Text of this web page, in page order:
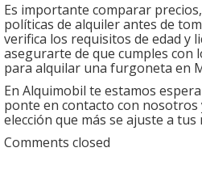
Es importante comparar
políticas de alquiler antes de
verifica los requisitos de edad y
asegurarte de que cumples con
para alquilar una furgoneta en
En Alquimobil te estamos
ponte en contacto con nosotros
elección que más se ajuste a tus
Comments closed